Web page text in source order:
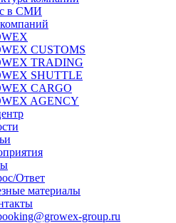
в СМИ
CUSTOMS
TRADING
SHUTTLE
CARGO
AGENCY
Ответ
материалы
group.ru